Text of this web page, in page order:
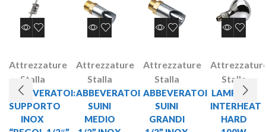
Attrezzature
Stalla
ABBEVERATOI:
SUPPORTO
INOX
Attrezzature
Stalla
ABBEVERATOI
SUINI
MEDIO
Attrezzature
Stalla
ABBEVERATOI
SUINI
GRANDI
Stalla
LAMPADA
INTERHEAT
HARD